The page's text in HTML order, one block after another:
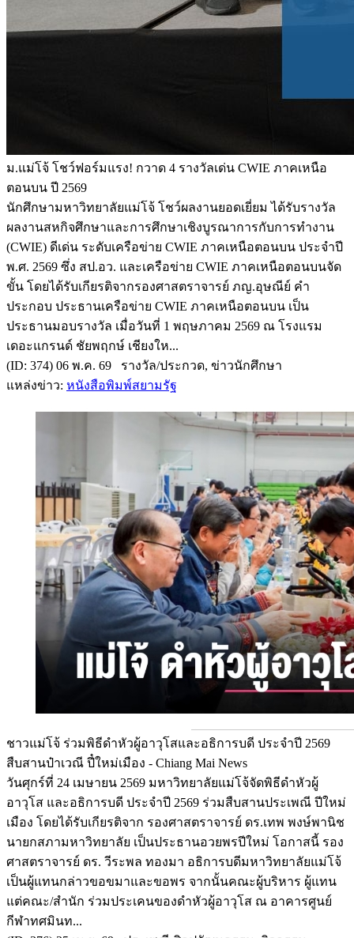
ม.แม่โจ้ โชว์ฟอร์มแรง! กวาด 4 รางวัลเด่น CWIE ภาคเหนือ
ตอนบน ปี 2569
นักศึกษามหาวิทยาลัยแม่โจ้ โชว์ผลงานยอดเยี่ยม ได้รับรางวัล
ผลงานสหกิจศึกษาและการศึกษาเชิงบูรณาการกับการทำงาน
(CWIE) ดีเด่น ระดับเครือข่าย CWIE ภาคเหนือตอนบน ประจำปี
พ.ศ. 2569 ซึ่ง สป.อว. และเครือข่าย CWIE ภาคเหนือตอนบนจัด
ขั้น โดยได้รับเกียรติจากรองศาสตราจารย์ ภญ.อุษณีย์ คำ
ประกอบ ประธานเครือข่าย CWIE ภาคเหนือตอนบน เป็น
ประธานมอบรางวัล เมื่อวันที่ 1 พฤษภาคม 2569 ณ โรงแรม
เดอะแกรนด์ ชัยพฤกษ์ เชียงให...
(ID: 374) 06 พ.ค. 69 รางวัล/ประกวด, ข่าวนักศึกษา
แหล่งข่าว: หนังสือพิมพ์สยามรัฐ
ชาวแม่โจ้ ร่วมพิธีดำหัวผู้อาวุโสและอธิการบดี ประจำปี 2569
สืบสานป๋าเวณี ปี๋ใหม่เมือง - Chiang Mai News
วันศุกร์ที่ 24 เมษายน 2569 มหาวิทยาลัยแม่โจ้จัดพิธีดำหัวผู้
อาวุโส และอธิการบดี ประจำปี 2569 ร่วมสืบสานประเพณี ปีใหม่
เมือง โดยได้รับเกียรติจาก รองศาสตราจารย์ ดร.เทพ พงษ์พานิช
นายกสภามหาวิทยาลัย เป็นประธานอวยพรปีใหม่ โอกาสนี้ รอง
ศาสตราจารย์ ดร. วีระพล ทองมา อธิการบดีมหาวิทยาลัยแม่โจ้
เป็นผู้แทนกล่าวขอขมาและขอพร จากนั้นคณะผู้บริหาร ผู้แทน
แต่คณะ/สำนัก ร่วมประเคนของดำหัวผู้อาวุโส ณ อาคารศูนย์
กีฬาทศมินท...